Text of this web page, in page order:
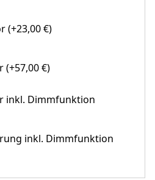
(+23,00 €)
(+57,00 €)
inkl. Dimmfunktion
inkl. Dimmfunktion